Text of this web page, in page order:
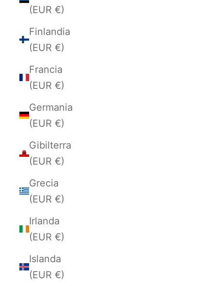
(EUR €)
Finlandia
(EUR €)
Francia
(EUR €)
Germania
(EUR €)
Gibilterra
(EUR €)
Grecia
(EUR €)
Irlanda
(EUR €)
Islanda
(EUR €)